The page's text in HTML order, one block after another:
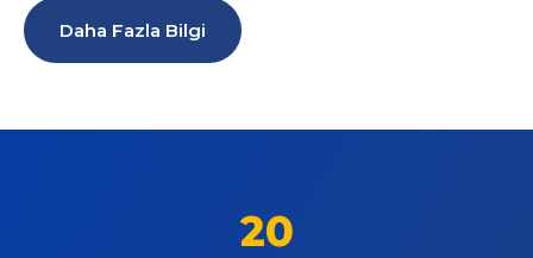
Daha Fazla Bilgi
20